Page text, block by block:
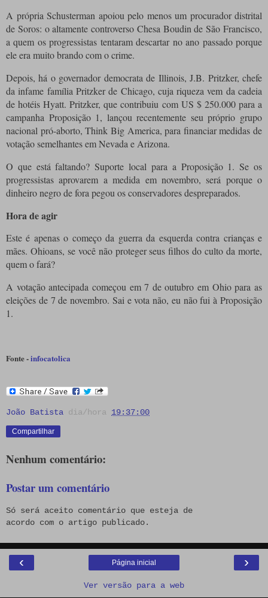
A própria Schusterman apoiou pelo menos um procurador distrital
de Soros: o altamente controverso Chesa Boudin de São Francisco,
a quem os progressistas tentaram descartar no ano passado porque
ele era muito brando com o crime.
Depois, há o governador democrata de Illinois, J.B. Pritzker, chefe
da infame família Pritzker de Chicago, cuja riqueza vem da cadeia
de hotéis Hyatt. Pritzker, que contribuiu com US $ 250.000 para a
campanha Proposição 1, lançou recentemente seu próprio grupo
nacional pró-aborto, Think Big America, para financiar medidas de
votação semelhantes em Nevada e Arizona.
O que está faltando? Suporte local para a Proposição 1. Se os
progressistas aprovarem a medida em novembro, será porque o
dinheiro negro de fora pegou os conservadores despreparados.
Hora de agir
Este é apenas o começo da guerra da esquerda contra crianças e
mães. Ohioans, se você não proteger seus filhos do culto da morte,
quem o fará?
A votação antecipada começou em 7 de outubro em Ohio para as
eleições de 7 de novembro. Sai e vota não, eu não fui à Proposição
1.
Fonte -infocatolica
João Batista dia/hora 19:37:00
Compartilhar
Nenhum comentário:
Postar um comentário
Só será aceito comentário que esteja de
acordo com o artigo publicado.
‹ ›
Página inicial
Ver versão para a web